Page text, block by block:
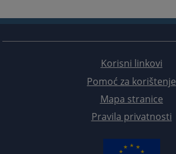
Korisni linkovi
Pomoć za korištenje
Mapa stranice
Pravila privatnosti